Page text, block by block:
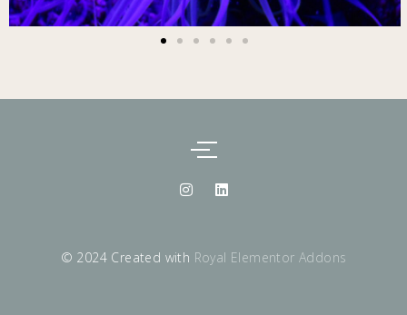
© 2024 Created with Royal Elementor Addons